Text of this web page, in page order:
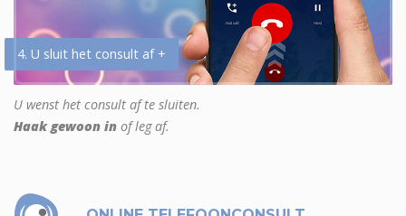
4. U sluit het consult af +
U wenst het consult af te sluiten.
Haak gewoon in of leg af.